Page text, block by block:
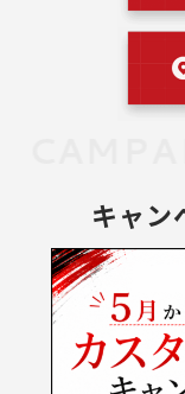
キャン